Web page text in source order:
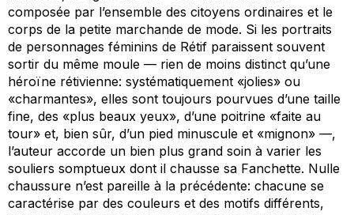
composée par l’ensemble des citoyens ordinaires et le
corps de la petite marchande de mode. Si les portraits
de personnages féminins de Rétif paraissent souvent
sortir du même moule — rien de moins distinct qu’une
héroïne rétivienne: systématiquement «jolies» ou
«charmantes», elles sont toujours pourvues d’une taille
fine, des «plus beaux yeux», d’une poitrine «faite au
tour» et, bien sûr, d’un pied minuscule et «mignon» —,
l’auteur accorde un bien plus grand soin à varier les
souliers somptueux dont il chausse sa Fanchette. Nulle
chaussure n’est pareille à la précédente: chacune se
caractérise par des couleurs et des motifs différents,